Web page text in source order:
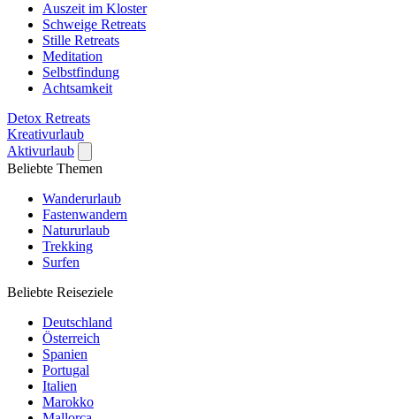
Auszeit im Kloster
Schweige Retreats
Stille Retreats
Meditation
Selbstfindung
Achtsamkeit
Detox Retreats
Kreativurlaub
Aktivurlaub
Beliebte Themen
Wanderurlaub
Fastenwandern
Natururlaub
Trekking
Surfen
Beliebte Reiseziele
Deutschland
Österreich
Spanien
Portugal
Italien
Marokko